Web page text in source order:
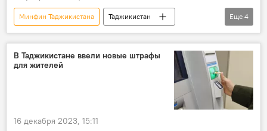
Минфин Таджикистана
Таджикистан
финансы
долги
Экономика
госдолг
Еще 4
В Таджикистане ввели новые штрафы
для жителей
16 декабря 2023, 15:11